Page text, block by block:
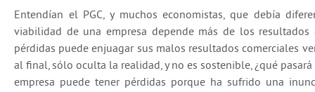
Entendían el PGC, y muchos economistas, que debía
viabilidad de una empresa depende más de los
pérdidas puede enjuagar sus malos resultados comerciales
al final, sólo oculta la realidad, y no es sostenible, ¿qué
empresa puede tener pérdidas porque ha sufrido una